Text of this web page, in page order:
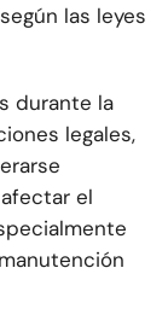
las leyes
durante la
legales,
el